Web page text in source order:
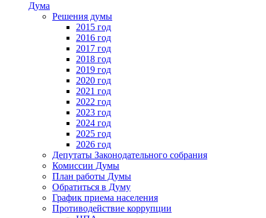
Дума
Решения думы
2015 год
2016 год
2017 год
2018 год
2019 год
2020 год
2021 год
2022 год
2023 год
2024 год
2025 год
2026 год
Депутаты Законодательного собрания
Комиссии Думы
План работы Думы
Обратиться в Думу
График приема населения
Противодействие коррупции